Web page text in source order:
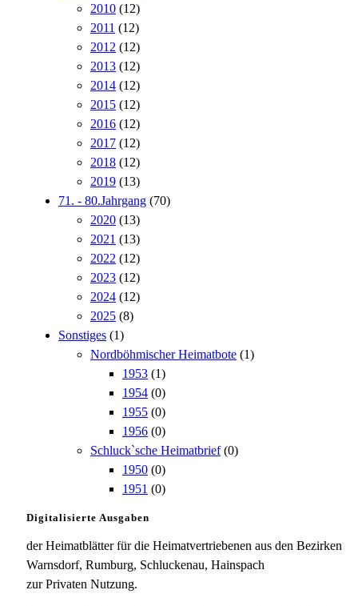
2010 (12)
2011 (12)
2012 (12)
2013 (12)
2014 (12)
2015 (12)
2016 (12)
2017 (12)
2018 (12)
2019 (13)
71. - 80.Jahrgang (70)
2020 (13)
2021 (13)
2022 (12)
2023 (12)
2024 (12)
2025 (8)
Sonstiges (1)
Nordböhmischer Heimatbote (1)
1953 (1)
1954 (0)
1955 (0)
1956 (0)
Schluck`sche Heimatbrief (0)
1950 (0)
1951 (0)
Digitalisierte Ausgaben
der Heimatblätter für die Heimatvertriebenen aus den Bezirken
Warnsdorf, Rumburg, Schluckenau, Hainspach
zur Privaten Nutzung.